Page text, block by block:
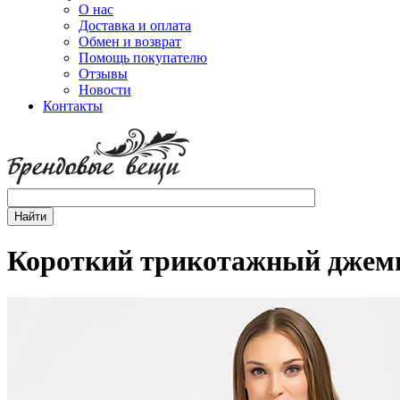
О нас
Доставка и оплата
Обмен и возврат
Помощь покупателю
Отзывы
Новости
Контакты
Короткий трикотажный